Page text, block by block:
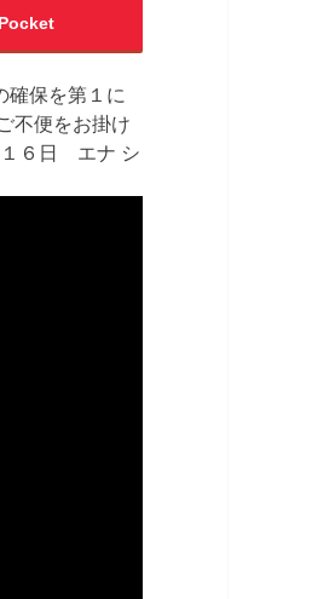
Pocket
確保を第１に
不便をお掛け
１６日 エナ シ